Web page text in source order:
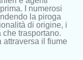
I numerosi
la piroga
di origine, i
trasportano.
il fiume